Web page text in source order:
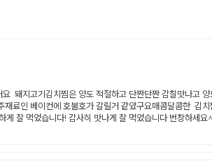
돼지고기김치찜은 양도 적절하고 단짠단짠 감칠맛나고
료인 베이컨에 호불호가 갈릴거 같았구요매콤달콤한 김
게 잘 먹었습니다! 감사히 맛나게 잘 먹었습니다 번창하세